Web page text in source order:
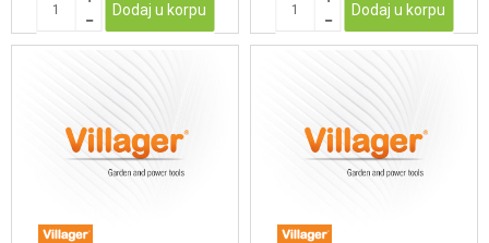
Dodaj u korpu Dodaj u korpu